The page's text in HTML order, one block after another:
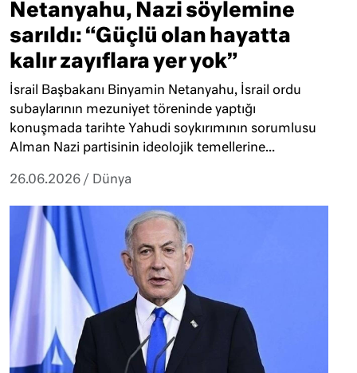
Netanyahu, Nazi söylemine
sarıldı: “Güçlü olan hayatta
kalır zayıflara yer yok”
İsrail Başbakanı Binyamin Netanyahu, İsrail ordu
subaylarının mezuniyet töreninde yaptığı
konuşmada tarihte Yahudi soykırımının sorumlusu
Alman Nazi partisinin ideolojik temellerine...
26.06.2026 / Dünya